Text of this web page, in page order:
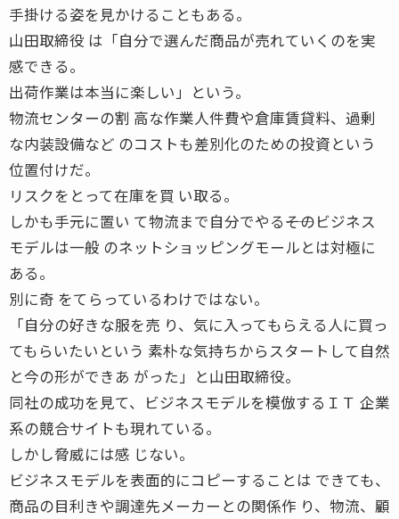
手掛ける姿を見かけることもある。
山田取締役 は「自分で選んだ商品が売れていくのを実
感できる。
出荷作業は本当に楽しい」という。
物流センターの割 高な作業人件費や倉庫賃貸料、過剰
な内装設備など のコストも差別化のための投資という
位置付けだ。
リスクをとって在庫を買 い取る。
しかも手元に置い て物流まで自分でやる――そのビジネス
モデルは一般 のネットショッピングモールとは対極に
ある。
別に奇 をてらっているわけではない。
「自分の好きな服を売 り、気に入ってもらえる人に買っ
てもらいたいという 素朴な気持ちからスタートして自然
と今の形ができあ がった」と山田取締役。
同社の成功を見て、ビジネスモデルを模倣するＩＴ 企業
系の競合サイトも現れている。
しかし脅威には感 じない。
ビジネスモデルを表面的にコピーすることは できても、
商品の目利きや調達先メーカーとの関係作 り、物流、顧